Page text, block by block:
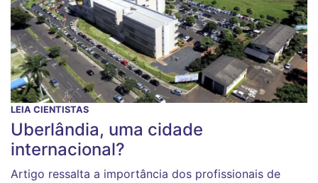
LEIA CIENTISTAS
Uberlândia, uma cidade
internacional?
Artigo ressalta a importância dos profissionais de